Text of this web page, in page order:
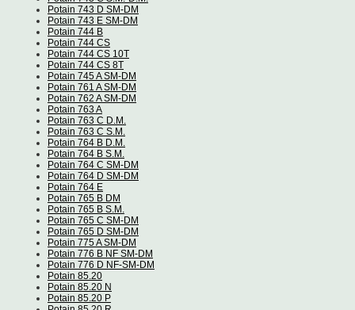
Potain 743 D SM-DM
Potain 743 E SM-DM
Potain 744 B
Potain 744 CS
Potain 744 CS 10T
Potain 744 CS 8T
Potain 745 A SM-DM
Potain 761 A SM-DM
Potain 762 A SM-DM
Potain 763 A
Potain 763 C D.M.
Potain 763 C S.M.
Potain 764 B D.M.
Potain 764 B S.M.
Potain 764 C SM-DM
Potain 764 D SM-DM
Potain 764 E
Potain 765 B DM
Potain 765 B S.M.
Potain 765 C SM-DM
Potain 765 D SM-DM
Potain 775 A SM-DM
Potain 776 B NF SM-DM
Potain 776 D NF-SM-DM
Potain 85.20
Potain 85.20 N
Potain 85.20 P